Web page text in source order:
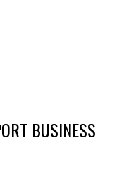
BUSINESS